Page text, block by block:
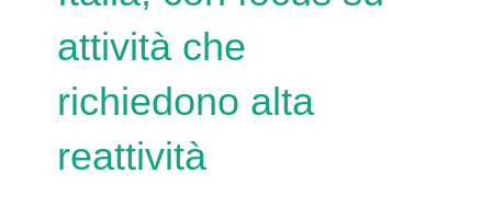
attività che
richiedono alta
reattività